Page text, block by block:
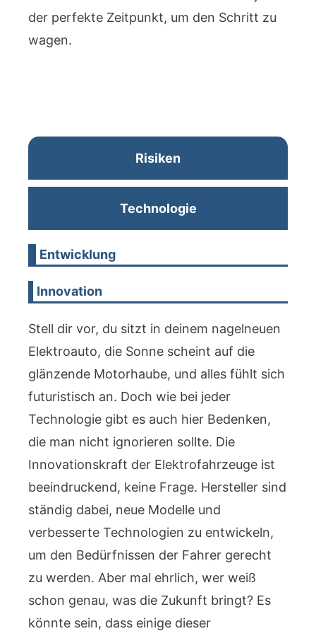
der perfekte Zeitpunkt, um den Schritt zu
wagen.
Risiken
Technologie
Entwicklung
Innovation
Stell dir vor, du sitzt in deinem nagelneuen
Elektroauto, die Sonne scheint auf die
glänzende Motorhaube, und alles fühlt sich
futuristisch an. Doch wie bei jeder
Technologie gibt es auch hier Bedenken,
die man nicht ignorieren sollte. Die
Innovationskraft der Elektrofahrzeuge ist
beeindruckend, keine Frage. Hersteller sind
ständig dabei, neue Modelle und
verbesserte Technologien zu entwickeln,
um den Bedürfnissen der Fahrer gerecht
zu werden. Aber mal ehrlich, wer weiß
schon genau, was die Zukunft bringt? Es
könnte sein, dass einige dieser